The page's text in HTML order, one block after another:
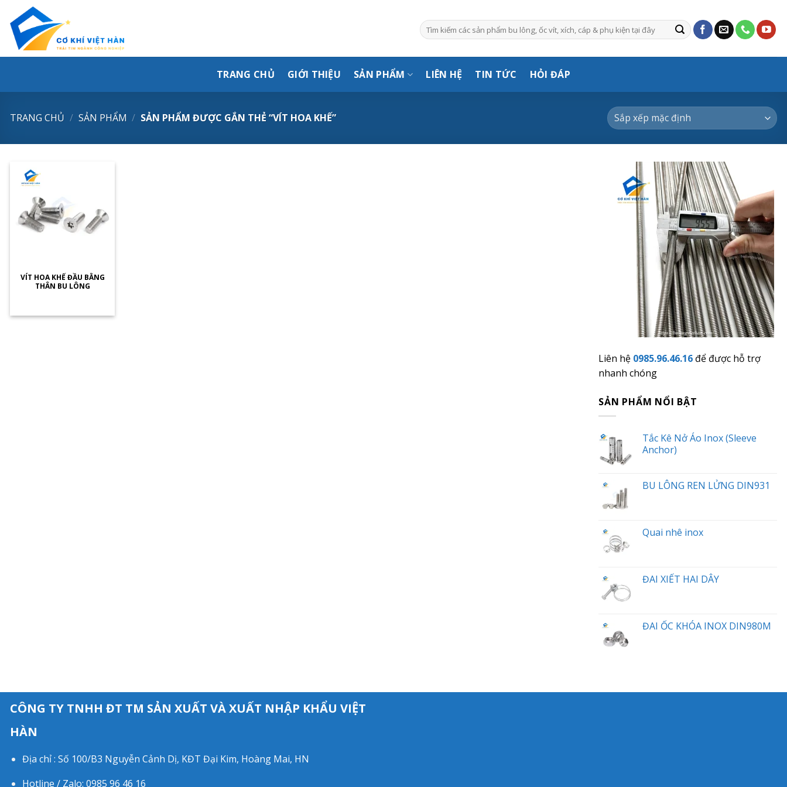
content
Tìm
kiếm:
TRANG CHỦ GIỚI THIỆU SẢN PHẨM LIÊN HỆ TIN TỨC HỎI ĐÁP
TRANG CHỦ / SẢN PHẨM / SẢN PHẨM ĐƯỢC GẮN THẺ “VÍT HOA KHẾ”
VÍT HOA KHẾ ĐẦU BẰNG
THÂN BU LÔNG
Liên hệ 0985.96.46.16 để được hỗ trợ
nhanh chóng
SẢN PHẨM NỔI BẬT
Tắc Kê Nở Áo Inox (Sleeve
Anchor)
BU LÔNG REN LỬNG DIN931
Quai nhê inox
ĐAI XIẾT HAI DÂY
ĐAI ỐC KHÓA INOX DIN980M
CÔNG TY TNHH ĐT TM SẢN XUẤT VÀ XUẤT NHẬP KHẨU VIỆT
HÀN
Địa chỉ : Số 100/B3 Nguyễn Cảnh Dị, KĐT Đại Kim, Hoàng Mai, HN
Hotline / Zalo: 0985 96 46 16